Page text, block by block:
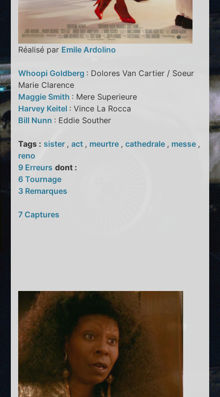
Réalisé par Emile Ardolino
Whoopi Goldberg : Dolores Van Cartier / Soeur
Marie Clarence
Maggie Smith : Mere Superieure
Harvey Keitel : Vince La Rocca
Bill Nunn : Eddie Souther
Tags : sister ,act , meurtre ,cathedrale , messe ,
reno
9 Erreurs dont :
6 Tournage
3 Remarques
7 Captures